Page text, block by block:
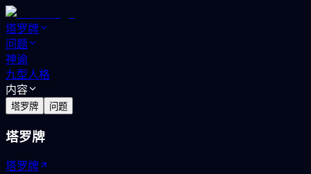
塔罗牌
问题
神谕
九型人格
内容
塔罗牌 问题
塔罗牌
塔罗牌